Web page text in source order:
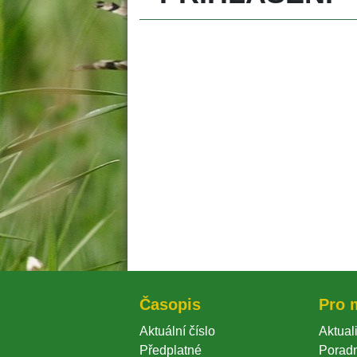
Časopi
Aktuální číslo
Předplatné
Pro